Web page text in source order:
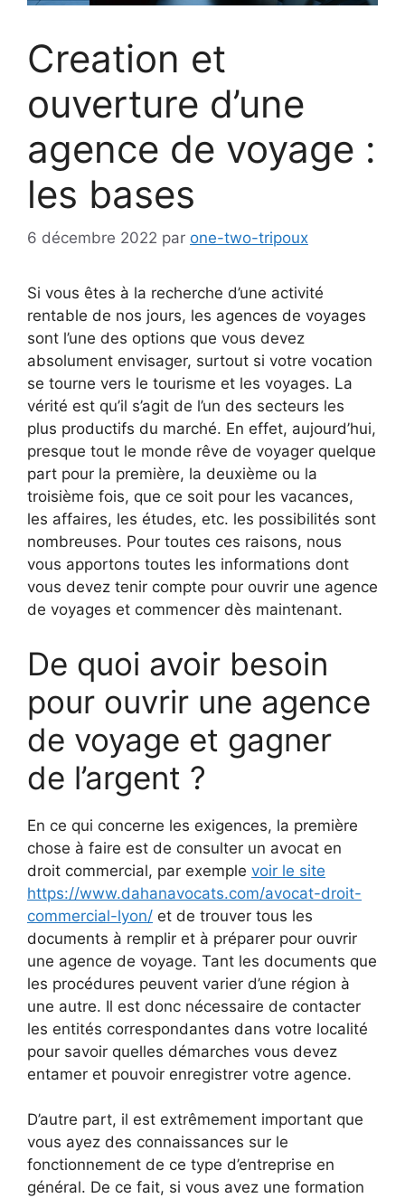
Creation et
ouverture d’une
agence de voyage :
les bases
6 décembre 2022 par one-two-tripoux
Si vous êtes à la recherche d’une activité
rentable de nos jours, les agences de voyages
sont l’une des options que vous devez
absolument envisager, surtout si votre vocation
se tourne vers le tourisme et les voyages. La
vérité est qu’il s’agit de l’un des secteurs les
plus productifs du marché. En effet, aujourd’hui,
presque tout le monde rêve de voyager quelque
part pour la première, la deuxième ou la
troisième fois, que ce soit pour les vacances,
les affaires, les études, etc. les possibilités sont
nombreuses. Pour toutes ces raisons, nous
vous apportons toutes les informations dont
vous devez tenir compte pour ouvrir une agence
de voyages et commencer dès maintenant.
De quoi avoir besoin
pour ouvrir une agence
de voyage et gagner
de l’argent ?
En ce qui concerne les exigences, la première
chose à faire est de consulter un avocat en
droit commercial, par exemple voir le site
https://www.dahanavocats.com/avocat-droit-
commercial-lyon/ et de trouver tous les
documents à remplir et à préparer pour ouvrir
une agence de voyage. Tant les documents que
les procédures peuvent varier d’une région à
une autre. Il est donc nécessaire de contacter
les entités correspondantes dans votre localité
pour savoir quelles démarches vous devez
entamer et pouvoir enregistrer votre agence.
D’autre part, il est extrêmement important que
vous ayez des connaissances sur le
fonctionnement de ce type d’entreprise en
général. De ce fait, si vous avez une formation